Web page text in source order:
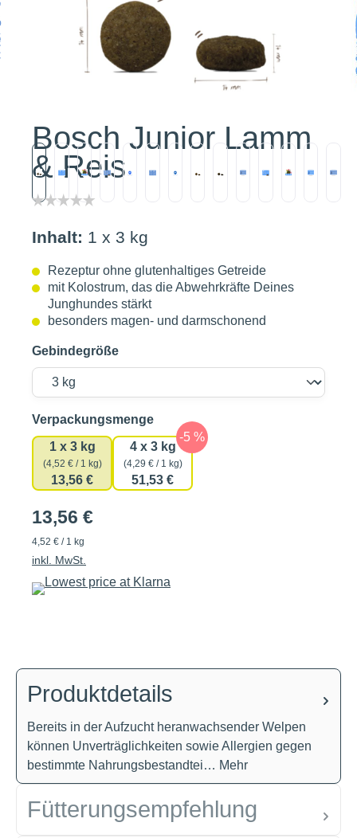
Bosch Junior Lamm
& Reis
Inhalt: 1 x 3 kg
Rezeptur ohne glutenhaltiges Getreide
mit Kolostrum, das die Abwehrkräfte Deines
Junghundes stärkt
besonders magen- und darmschonend
Gebindegröße
Verpackungsmengeauswählen
1 x 3 kg
(4,52 € / 1 kg)
13,56 €
4 x 3 kg
(4,29 € / 1 kg)
51,53 €
13,56 €
4,52 € / 1 kg
inkl. MwSt.
Produktdetails
Bereits in der Aufzucht heranwachsender Welpen
können Unverträglichkeiten sowie Allergien gegen
bestimmte Nahrungsbestandtei… Mehr
Fütterungsempfehlung